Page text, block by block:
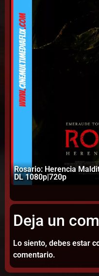
Rosario: Herencia
DL 1080p|720p
Deja un
Lo siento, debes estar
comentario.